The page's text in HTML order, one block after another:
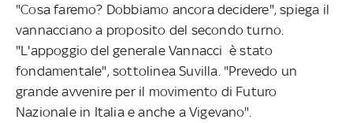
"Cosa faremo? Dobbiamo ancora decidere", spiega il
vannacciano a proposito del secondo turno.
"L'appoggio del generale Vannacci è stato
fondamentale", sottolinea Suvilla. "Prevedo un
grande avvenire per il movimento di Futuro
Nazionale in Italia e anche a Vigevano".